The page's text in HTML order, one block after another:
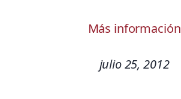
Más información
julio 25, 2012